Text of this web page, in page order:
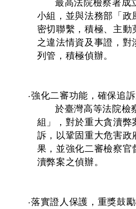
最高法院檢察署成
小組，並與法務部「政
密切聯繫，積極、主動
之違法情資及事證，對
列管，積極偵辦。
‧強化二審功能，確保追
於臺灣高等法院檢
組」，對於重大貪瀆弊
訴，以鞏固重大危害政
果，並強化二審檢察官
瀆弊案之偵辦。
‧落實證人保護，重獎鼓